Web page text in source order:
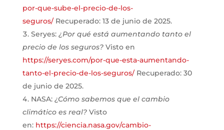
por-que-sube-el-precio-de-los-
seguros/Recuperado: 13 de junio de 2025.
Seryes: ¿Por qué está aumentando tanto el
precio de los seguros? Visto en
https://seryes.com/por-que-esta-aumentando-
tanto-el-precio-de-los-seguros/Recuperado: 30
de junio de 2025.
NASA: ¿Cómo sabemos que el cambio
climático es real?Visto
en: https://ciencia.nasa.gov/cambio-